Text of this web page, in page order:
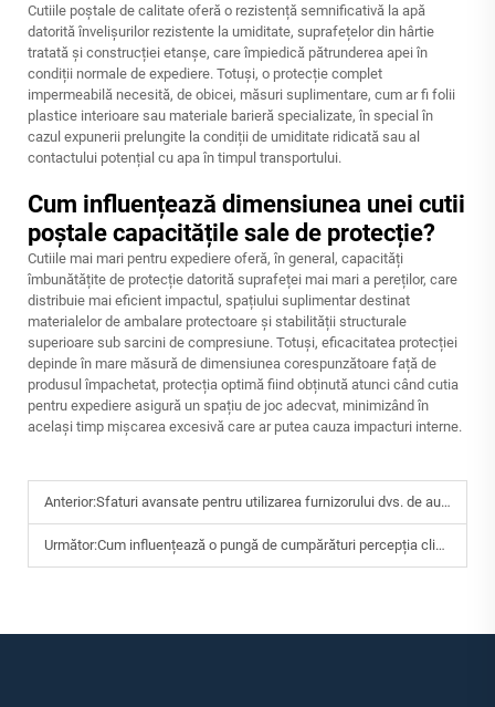
Cutiile poștale de calitate oferă o rezistență semnificativă la apă
datorită învelișurilor rezistente la umiditate, suprafețelor din hârtie
tratată și construcției etanșe, care împiedică pătrunderea apei în
condiții normale de expediere. Totuși, o protecție complet
impermeabilă necesită, de obicei, măsuri suplimentare, cum ar fi folii
plastice interioare sau materiale barieră specializate, în special în
cazul expunerii prelungite la condiții de umiditate ridicată sau al
contactului potențial cu apa în timpul transportului.
Cum influențează dimensiunea unei cutii
poștale capacitățile sale de protecție?
Cutiile mai mari pentru expediere oferă, în general, capacități
îmbunătățite de protecție datorită suprafeței mai mari a pereților, care
distribuie mai eficient impactul, spațiului suplimentar destinat
materialelor de ambalare protectoare și stabilității structurale
superioare sub sarcini de compresiune. Totuși, eficacitatea protecției
depinde în mare măsură de dimensiunea corespunzătoare față de
produsul împachetat, protecția optimă fiind obținută atunci când cutia
pentru expediere asigură un spațiu de joc adecvat, minimizând în
același timp mișcarea excesivă care ar putea cauza impacturi interne.
Anterior:Sfaturi avansate pentru utilizarea furnizorului dvs. de autocolante
Următor:Cum influențează o pungă de cumpărături percepția clienților în magazinele IRetail?